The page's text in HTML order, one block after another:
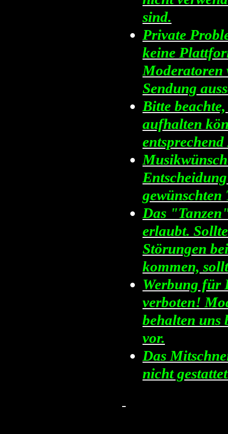
sind.
Private
keine
Moderatoren
Sendung
Bitte
aufhalten
Das
erlaubt.
Störungen
kommen,
Werbung für
verboten!
behalten uns
vor.
Das
nicht